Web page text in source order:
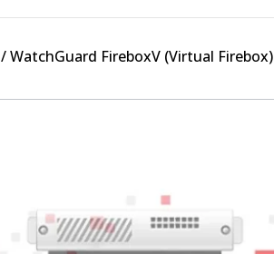
/ WatchGuard FireboxV (Virtual Firebox)